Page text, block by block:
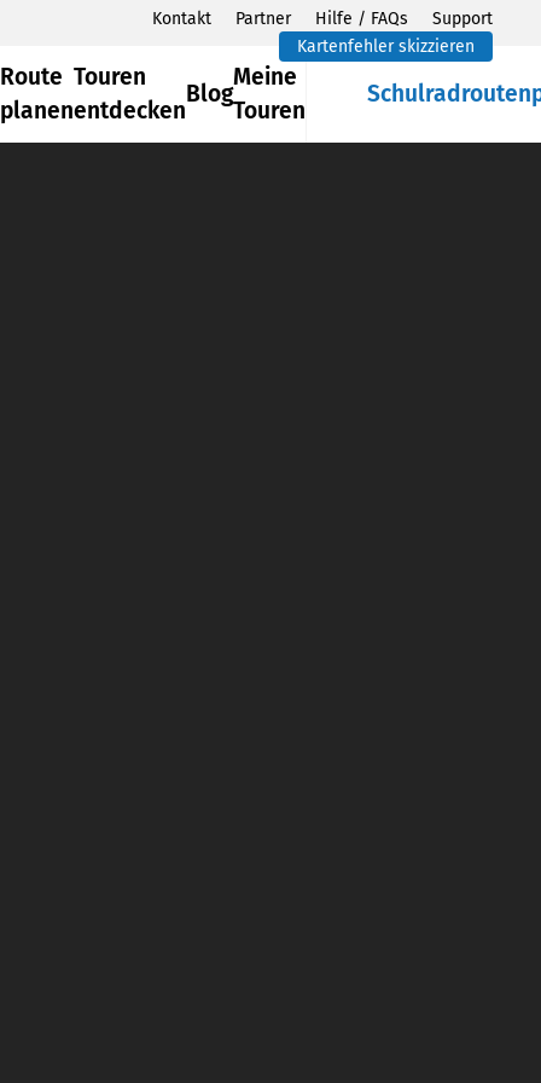
Kontakt Partner Hilfe / FAQs
Support
Kartenfehler skizzieren
Route
planen
Touren
entdecken
Blog
Meine
Touren